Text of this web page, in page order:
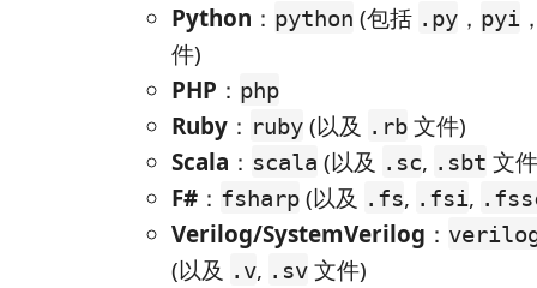
Python ： python (包括 .py ， pyi
件)
PHP ： php
Ruby ： ruby (以及 .rb 文件)
Scala ： scala (以及 .sc, .sbt 文
F# ： fsharp (以及 .fs, .fsi,
Verilog/SystemVerilog ：
(以及 .v, .sv 文件)